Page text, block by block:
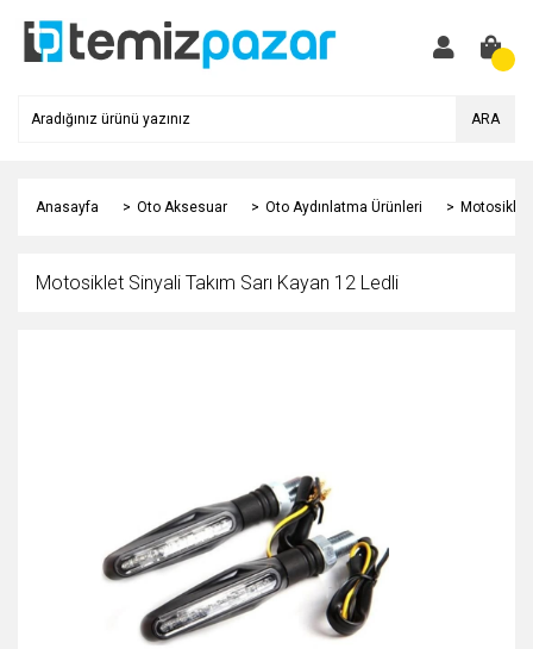
ARA
Anasayfa Oto Aksesuar Oto Aydınlatma Ürünleri Motosiklet
Motosiklet Sinyali Takım Sarı Kayan 12 Ledli